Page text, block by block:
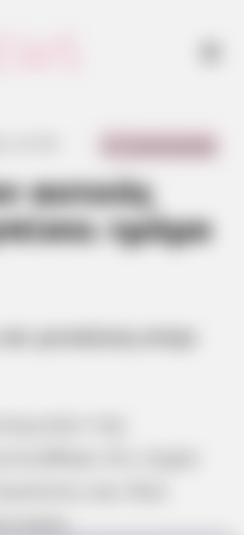
αυτούς
τρόμο
γυναίκες στην